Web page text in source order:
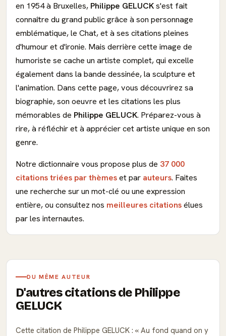
en 1954 à Bruxelles, Philippe GELUCKs'est fait
connaître du grand public grâce à son personnage
emblématique, le Chat, et à ses citations pleines
d'humour et d'ironie. Mais derrière cette image de
humoriste se cache un artiste complet, qui excelle
également dans la bande dessinée, la sculpture et
l'animation. Dans cette page, vous découvrirez sa
biographie, son oeuvre et les citations les plus
mémorables de Philippe GELUCK. Préparez-vous à
rire, à réfléchir et à apprécier cet artiste unique en son
genre.
Notre dictionnaire vous propose plus de 37 000
citations triées par thèmeset par auteurs. Faites
une recherche sur un mot-clé ou une expression
entière, ou consultez nos meilleures citationsélues
par les internautes.
DU MÊME AUTEUR
D'autres citations de Philippe
GELUCK
Cette citation de Philippe GELUCK :
Au fond quand on y